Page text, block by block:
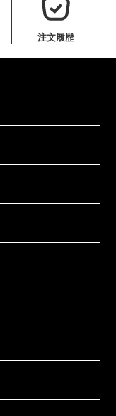
注文履歴